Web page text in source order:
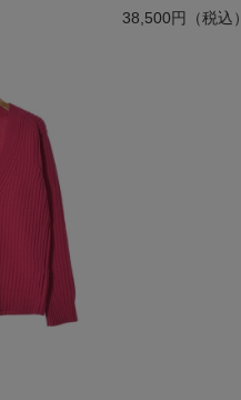
38,500円（税込）